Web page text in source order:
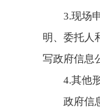
3.现场
明、委托人
写政府信息
4.其他
政府信